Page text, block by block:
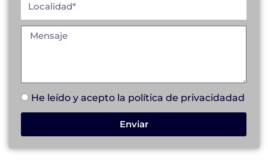
He leído y acepto la política de privacidadad
Enviar